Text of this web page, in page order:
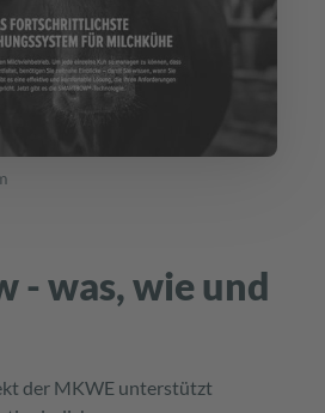
- was, wie und
der MKWE unterstützt